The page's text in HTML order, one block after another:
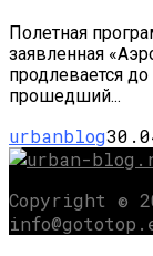
Полетная
заявленная
продлевается
прошедший...
urbanblog
Copyright ©